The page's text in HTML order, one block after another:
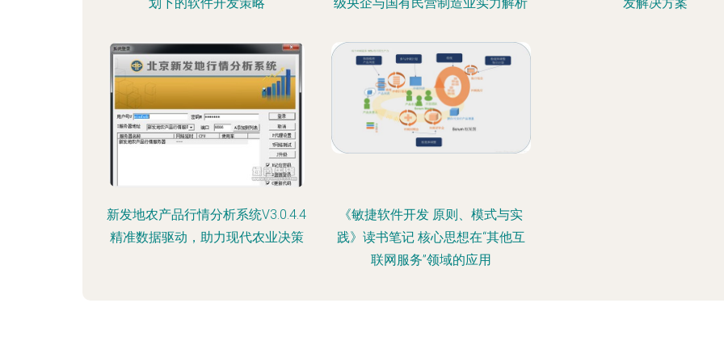
新发地农产品行情分析系统V3.0.4.4
精准数据驱动，助力现代农业决策
《敏捷软件开发 原则、模式与实
践》读书笔记 核心思想在“其他互
联网服务”领域的应用